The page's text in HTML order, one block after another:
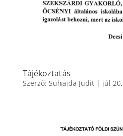
Tájékoztatás
Szerző: Suhajda Judit| júl